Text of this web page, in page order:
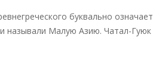
буквально означает
называли Малую Азию. Чатал-Гуюк